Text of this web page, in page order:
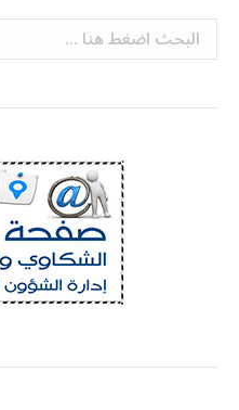
Search: